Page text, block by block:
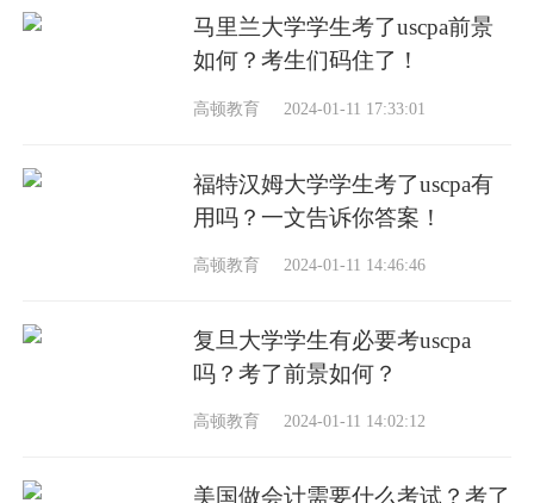
马里兰大学学生考了uscpa前景
如何？考生们码住了！
高顿教育 2024-01-11 17:33:01
福特汉姆大学学生考了uscpa有
用吗？一文告诉你答案！
高顿教育 2024-01-11 14:46:46
复旦大学学生有必要考uscpa
吗？考了前景如何？
高顿教育 2024-01-11 14:02:12
美国做会计需要什么考试？考了